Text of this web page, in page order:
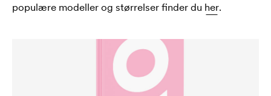
populære modeller og størrelser finder du her.